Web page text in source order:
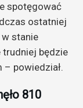
spotęgować
ostatniej
stanie
trudniej będzie
powiedział.
810